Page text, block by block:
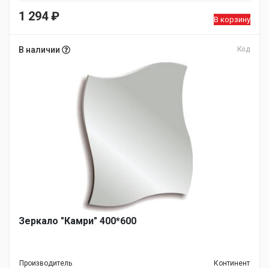
1 294₽ В корзину
В наличии Код
Зеркало "Камри" 400*600
Производитель
Континент